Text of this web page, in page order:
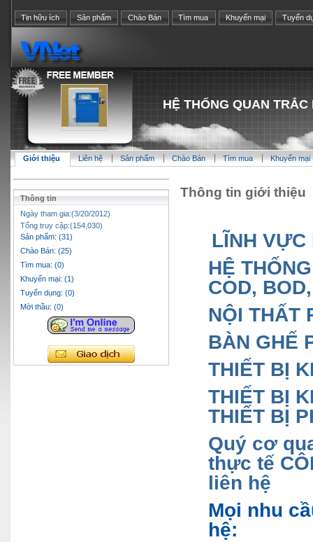
Tin hữu ích Sản phẩm Chào Bán Tìm mua Khuyến mại Tuyển
HỆ THỐNG QUAN
Giới thiệu Liên hệ Sản phẩm Chào Bán Tìm mua Khuyến mại
Thông tin
Ngày tham gia:(3/20/2012)
Tổng truy cập:(154,030)
Sản phẩm: (31)
Chào Bán: (25)
Tìm mua: (0)
Khuyến mại: (1)
Tuyển dụng: (0)
Mời thầu: (0)
Thông tin giới thiệu
LĨNH VỰC
HỆ
COD,
NỘI THẤT
BÀN GHẾ
THIẾT BỊ
THIẾT BỊ
THIẾT BỊ
Quý cơ
thực tế
liên hệ
Mọi nhu
hệ: